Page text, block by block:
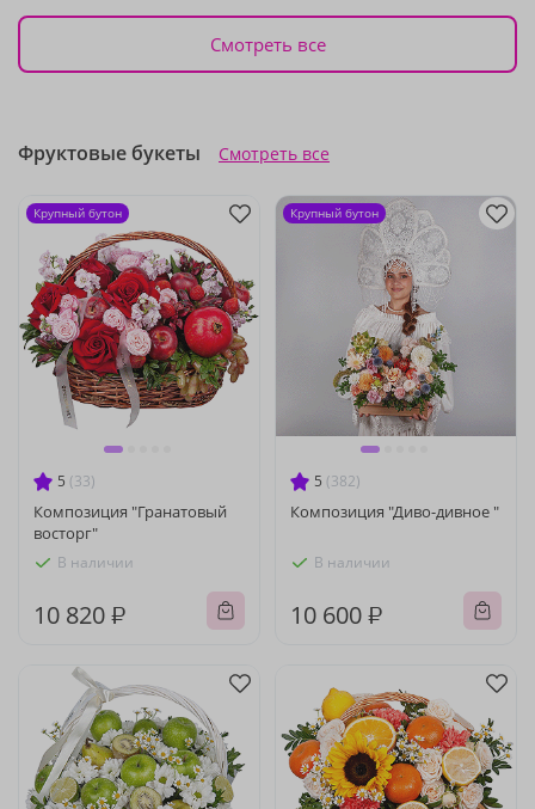
Смотреть все
Фруктовые букеты Смотреть все
5 (33)
Композиция "Гранатовый
восторг"
В наличии
10 820 ₽
Крупный бутон
5 (382)
Композиция "Диво-дивное "
В наличии
10 600 ₽
Крупный бутон